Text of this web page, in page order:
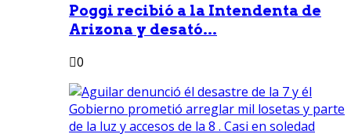
Poggi recibió a la Intendenta de
Arizona y desató...
0